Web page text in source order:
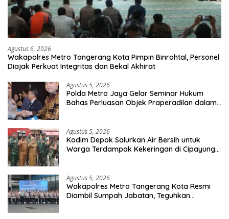
Agustus 6, 2026
Wakapolres Metro Tangerang Kota Pimpin Binrohtal, Personel
Diajak Perkuat Integritas dan Bekal Akhirat
Agustus 5, 2026
Polda Metro Jaya Gelar Seminar Hukum
Bahas Perluasan Objek Praperadilan dalam
Agustus 5, 2026
Kodim Depok Salurkan Air Bersih untuk
Warga Terdampak Kekeringan di Cipayung
Agustus 5, 2026
Wakapolres Metro Tangerang Kota Resmi
Diambil Sumpah Jabatan, Teguhkan